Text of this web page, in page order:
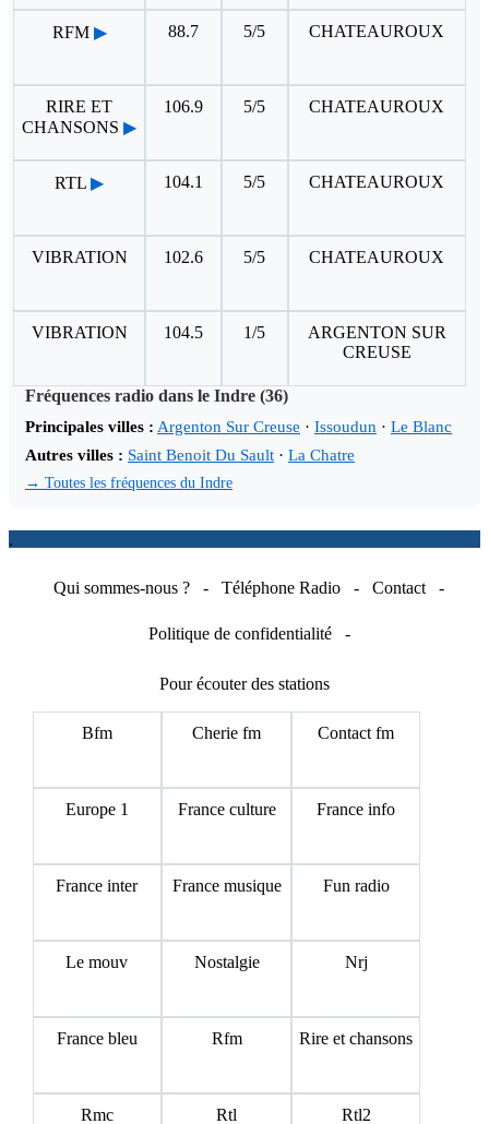
RFM ▶ 88.7 5/5 CHATEAUROUX
RIRE ET
CHANSONS ▶
106.9 5/5 CHATEAUROUX
RTL ▶ 104.1 5/5 CHATEAUROUX
VIBRATION 102.6 5/5 CHATEAUROUX
VIBRATION 104.5 1/5
ARGENTON SUR
CREUSE
Fréquences radio dans le Indre (36)
Principales villes : Argenton Sur Creuse · Issoudun · Le Blanc
Autres villes : Saint Benoit Du Sault · La Chatre
→ Toutes les fréquences du Indre
.
Qui sommes-nous ? - Téléphone Radio - Contact -
Politique de confidentialité -
Pour écouter des stations
Bfm Cherie fm Contact fm
Europe 1 France culture France info
France inter France musique Fun radio
Le mouv Nostalgie Nrj
France bleu Rfm Rire et chansons
Rmc Rtl Rtl2